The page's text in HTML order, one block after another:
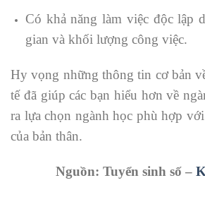
Có khả năng làm việc độc lập
gian và khối lượng công việc.
Hy vọng những thông tin cơ bản
tế đã giúp các bạn hiểu hơn về
ra lựa chọn ngành học phù hợp
của bản thân.
Nguồn: Tuyển sinh số –